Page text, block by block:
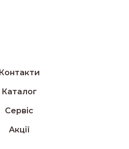
Контакти
Каталог
Сервіс
Акції